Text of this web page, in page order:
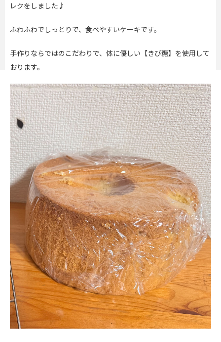
レクをしました♪
ふわふわでしっとりで、食べやすいケーキです。
手作りならではのこだわりで、体に優しい【きび糖】を使用して
おります。